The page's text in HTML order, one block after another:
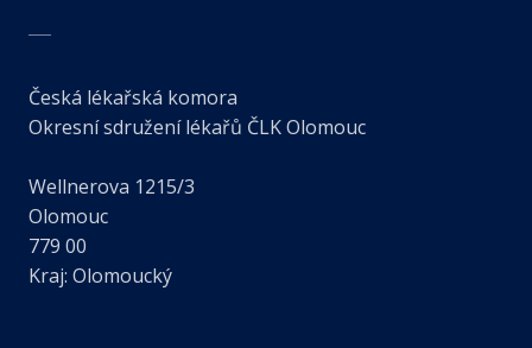
Česká lékařská komora
Okresní sdružení lékařů ČLK Olomouc
Wellnerova 1215/3
Olomouc
779 00
Kraj: Olomoucký